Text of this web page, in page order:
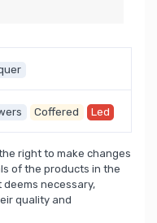
Coffered Led
the right to make changes
of the products in the
necessary,
quality and